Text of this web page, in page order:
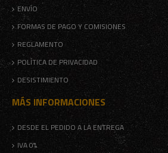
ENVÍO
FORMAS DE PAGO Y COMISIONES
REGLAMENTO
POLÍTICA DE PRIVACIDAD
DESISTIMIENTO
MÁS INFORMACIONES
DESDE EL PEDIDO A LA ENTREGA
IVA 0%